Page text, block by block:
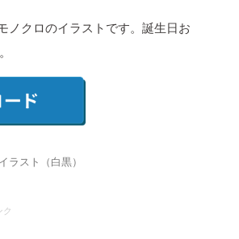
ノクロのイラストです。誕生日お
スト（白黒）
ク